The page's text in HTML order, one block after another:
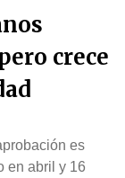
crece
es
en abril y 16